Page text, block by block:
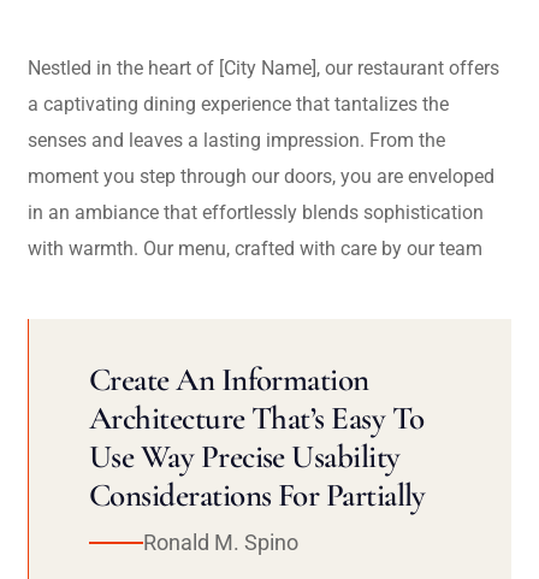
Nestled in the heart of [City Name], our restaurant offers
a captivating dining experience that tantalizes the
senses and leaves a lasting impression. From the
moment you step through our doors, you are enveloped
in an ambiance that effortlessly blends sophistication
with warmth. Our menu, crafted with care by our team
Create An Information
Architecture That’s Easy To
Use Way Precise Usability
Considerations For Partially
Ronald M. Spino